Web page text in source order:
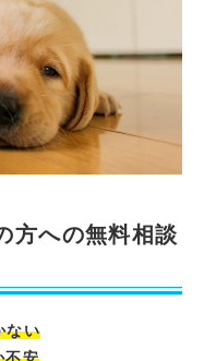
方への無料相談
ない
不安